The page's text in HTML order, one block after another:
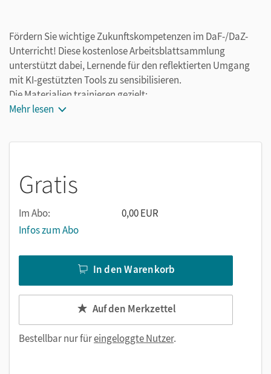
Fördern Sie wichtige Zukunftskompetenzen im DaF-/DaZ-
Unterricht! Diese kostenlose Arbeitsblattsammlung
unterstützt dabei, Lernende für den reflektierten Umgang
mit KI-gestützten Tools zu sensibilisieren.
Die Materialien trainieren gezielt:
• Unterschiede zwischen Fakt, Meinung und Halluzination
identifizieren
Die kostenlosen Arbeitsblätter sind praxisnah, leicht
einsetzbar und regen zur Diskussion an – ideal für DaF/DaZ-
Lernende auf Niveau A2/B1.
Mehr lesen
Gratis
Im Abo:
0,00 EUR
Infos zum Abo
In den Warenkorb
Auf den Merkzettel
Bestellbar nur füreingeloggte Nutzer.